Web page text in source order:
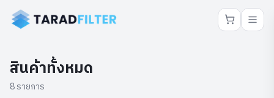
สินค้าทั้งหมด
8 รายการ